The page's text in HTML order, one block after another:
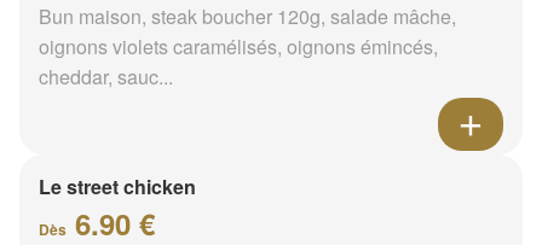
Bun maison, steak boucher 120g, salade mâche,
oignons violets caramélisés, oignons émincés,
cheddar, sauc...
Le street chicken
Dès 6.90 €